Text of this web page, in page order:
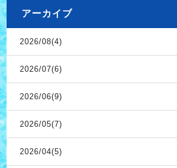
アーカイブ
2026/08(4)
2026/07(6)
2026/06(9)
2026/05(7)
2026/04(5)